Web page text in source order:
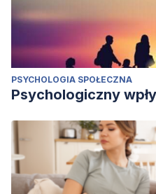
PSYCHOLOGIA SPOŁECZNA
Psychologiczny